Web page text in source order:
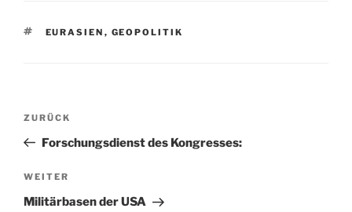
SCHLAGWÖRTER
EURASIEN , GEOPOLITIK
Beitragsnavigation
Vorheriger
Beitrag
ZURÜCK
Forschungsdienst des Kongresses:
Nächster
Beitrag
WEITER
Militärbasen der USA